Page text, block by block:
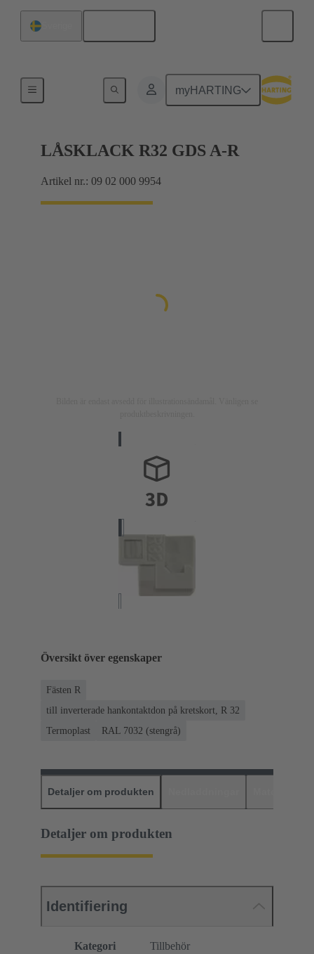
myHARTING
LÅSKLACK R32 GDS A-R
Artikel nr.: 09 02 000 9954
Översikt över egenskaper
Fästen R
till inverterade hankontaktdon på kretskort, R 32
Termoplast
RAL 7032 (stengrå)
Detaljer om produkten
Detaljer om produkten
Identifiering
Kategori Tillbehör